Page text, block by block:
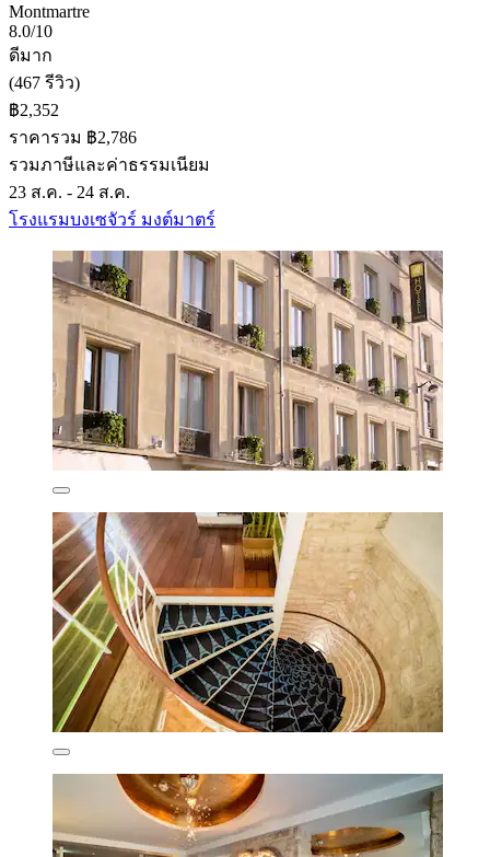
Montmartre
8.0/10
ดีมาก
(467 รีวิว)
฿2,352
ราคารวม ฿2,786
รวมภาษีและค่าธรรมเนียม
23 ส.ค. - 24 ส.ค.
โรงแรมบงเซจัวร์ มงต์มาตร์